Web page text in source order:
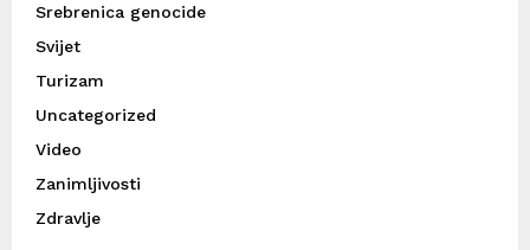
Srebrenica genocide
Svijet
Turizam
Uncategorized
Video
Zanimljivosti
Zdravlje